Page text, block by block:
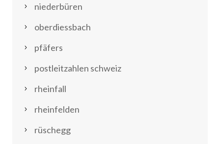
niederbüren
oberdiessbach
pfäfers
postleitzahlen schweiz
rheinfall
rheinfelden
rüschegg